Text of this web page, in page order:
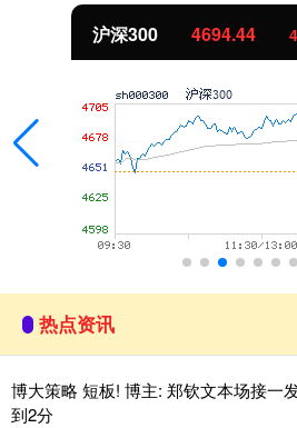
沪深300 4694.44
热点资讯
博大策略 短板! 博主: 郑钦文本场接一
到2分